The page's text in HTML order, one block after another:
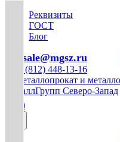
Реквизиты
ГОСТ
Блог
mg-sale@mgsz.ru
+7 (812) 448-13-16
0